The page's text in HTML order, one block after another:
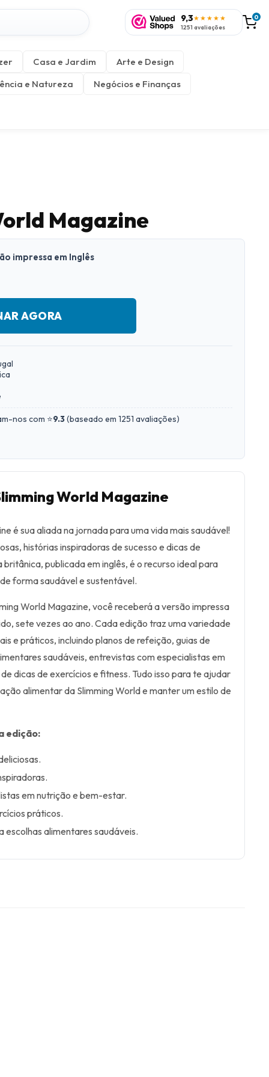
9,3★★★★★
1251 avaliações
0
Casa e Jardim
Arte e Design
e Natureza
Negócios e Finanças
Magazine
impressa em Inglês
AGORA
nos com ⭐9.3(baseado em 1251 avaliações)
World Magazine
é sua aliada na jornada para uma vida mais saudável!
histórias inspiradoras de sucesso e dicas de
publicada em inglês, é o recurso ideal para
forma saudável e sustentável.
World Magazine, você receberá a versão impressa
sete vezes ao ano. Cada edição traz uma variedade
e práticos, incluindo planos de refeição, guias de
saudáveis, entrevistas com especialistas em
dicas de exercícios e fitness. Tudo isso para te ajudar
alimentar da Slimming World e manter um estilo de
edição:
em nutrição e bem-estar.
práticos.
escolhas alimentares saudáveis.